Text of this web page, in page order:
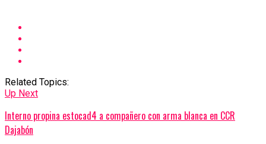
Related Topics:
Up Next
Interno propina estocad4 a compañero con arma blanca en CCR
Dajabón